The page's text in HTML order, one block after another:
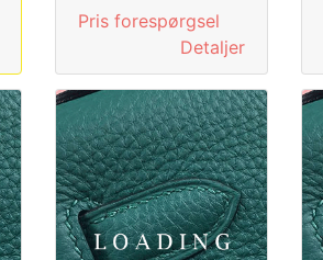
Pris forespørgsel
Detaljer